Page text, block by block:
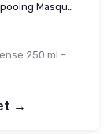
Jacmel Après-Shampooing Masque 2-en-1 500 ml
Masque Nutrition Intense 250 ml – Cire d'Abeille & Hydro-Kératine – Fabriqué en France
→